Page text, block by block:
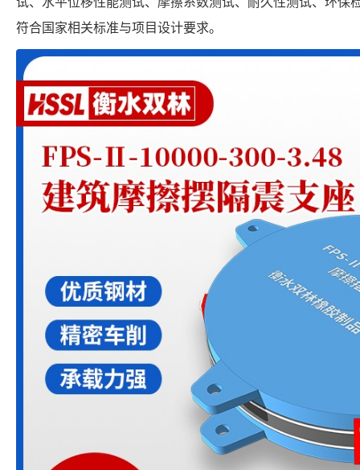
符合国家相关标准与项目设计要求。